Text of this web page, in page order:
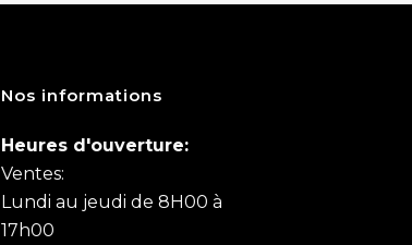
Nos informations
Heures d'ouverture:
Ventes:
Lundi au jeudi de 8H00 à
17h00